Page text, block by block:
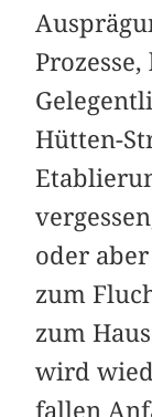
Hütten-
oder aber
zum
zum
wird
fallen